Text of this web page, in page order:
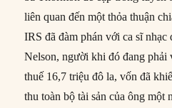
liên quan đến một thỏa thuận
IRS đã đàm phán với ca sĩ
Nelson, người khi đó đang phải
thuế 16,7 triệu đô la, vốn đã
thu toàn bộ tài sản của ông một